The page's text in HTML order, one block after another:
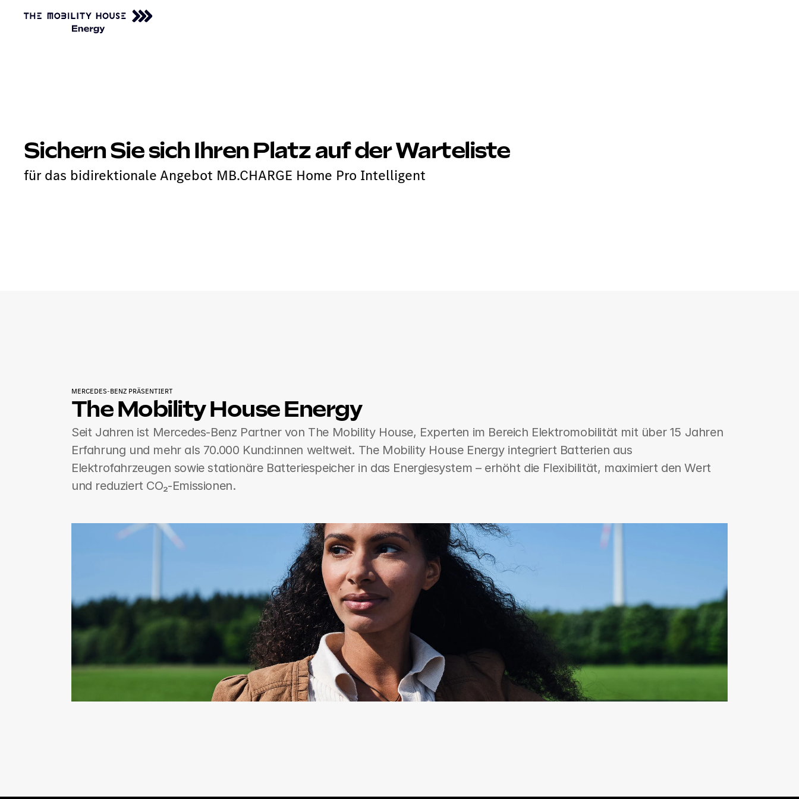
Sichern Sie sich Ihren Platz auf der Warteliste
für das bidirektionale Angebot MB.CHARGE Home Pro Intelligent
MERCEDES-BENZ PRÄSENTIERT
The Mobility House Energy
Seit Jahren ist Mercedes-Benz Partner von The Mobility House, Experten im Bereich Elektromobilität mit über 15 Jahren
Erfahrung und mehr als 70.000 Kund:innen weltweit. The Mobility House Energy integriert Batterien aus
Elektrofahrzeugen sowie stationäre Batteriespeicher in das Energiesystem – erhöht die Flexibilität, maximiert den Wert
und reduziert CO₂-Emissionen.